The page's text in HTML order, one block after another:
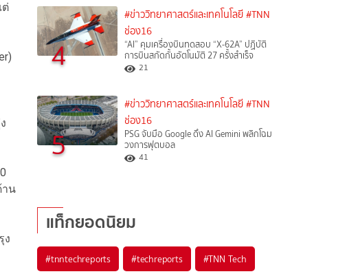
ต่
าน
ง
4
#ข่าววิทยาศาสตร์และเทคโนโลยี #TNN
ช่อง16
“AI” คุมเครื่องบินทดสอบ “X-62A” ปฏิบัติ
การบินสกัดกั้นอัตโนมัติ 27 ครั้งสำเร็จ
21
5
#ข่าววิทยาศาสตร์และเทคโนโลยี #TNN
ช่อง16
PSG จับมือ Google ดึง AI Gemini พลิกโฉม
วงการฟุตบอล
41
แท็กยอดนิยม
#tnntechreports #techreports #TNN Tech